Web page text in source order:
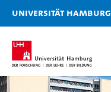
Universität Hamburg